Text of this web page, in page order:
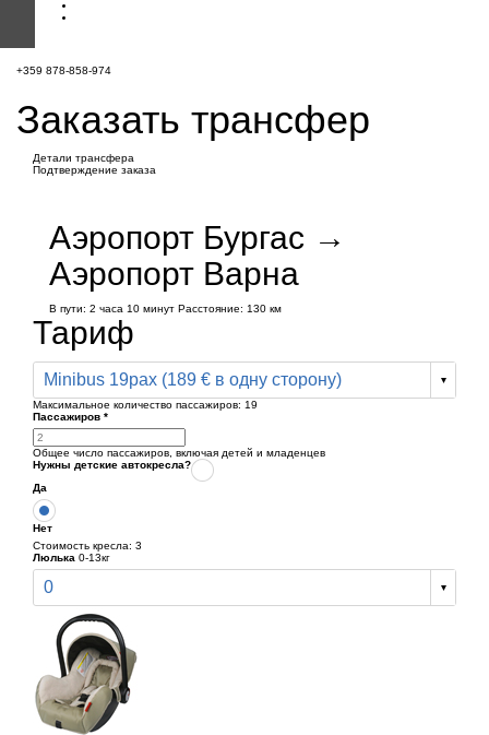
+359 878-858-974
Заказать трансфер
Детали трансфера
Подтверждение заказа
Аэропорт Бургас →
Аэропорт Варна
В пути: 2 часа 10 минут Расстояние: 130 км
Тариф
Minibus 19pax (189 € в одну сторону)
Максимальное количество пассажиров: 19
Пассажиров *
Общее число пассажиров, включая детей и младенцев
Нужны детские автокресла?
Да
Нет
Стоимость кресла: 3
Люлька 0-13кг
0